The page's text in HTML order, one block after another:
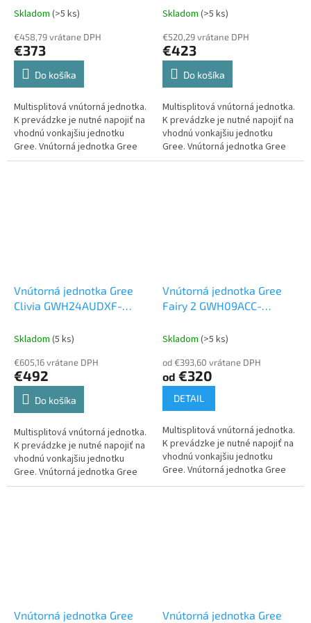
jednotka k Multi Split
Skladom (>5 ks)
€458,79 vrátane DPH
€373
Do košíka
Multisplitová vnútorná jednotka.
K prevádzke je nutné napojiť na
vhodnú vonkajšiu jednotku
Gree. Vnútorná jednotka Gree
Clivia GWH12AUCXB-K6DNA2A 3,5
jednotka k Multi Split
Skladom (>5 ks)
€520,29 vrátane DPH
€423
Do košíka
Multisplitová vnútorná jednotka.
K prevádzke je nutné napojiť na
vhodnú vonkajšiu jednotku
Gree. Vnútorná jednotka Gree
Clivia GWH18AUDXD-K6DNA2A 5,3
Vnútorná jednotka Gree
Clivia GWH24AUDXF-
jednotka k Multi Split
Skladom (5 ks)
€605,16 vrátane DPH
€492
Do košíka
Multisplitová vnútorná jednotka.
K prevádzke je nutné napojiť na
vhodnú vonkajšiu jednotku
Gree. Vnútorná jednotka Gree
Clivia GWH24AUDXF-K6DNA2A 7,1
Vnútorná jednotka Gree
Fairy 2 GWH09ACC-
Vnútorná jednotka k Multi
Skladom (>5 ks)
od €393,60 vrátane DPH
od €320
DETAIL
Multisplitová vnútorná jednotka.
K prevádzke je nutné napojiť na
vhodnú vonkajšiu jednotku
Gree. Vnútorná jednotka Gree
Fairy 2 GWH09ACC-K6DNA1F/I 2,5
Vnútorná jednotka Gree
Vnútorná jednotka Gree